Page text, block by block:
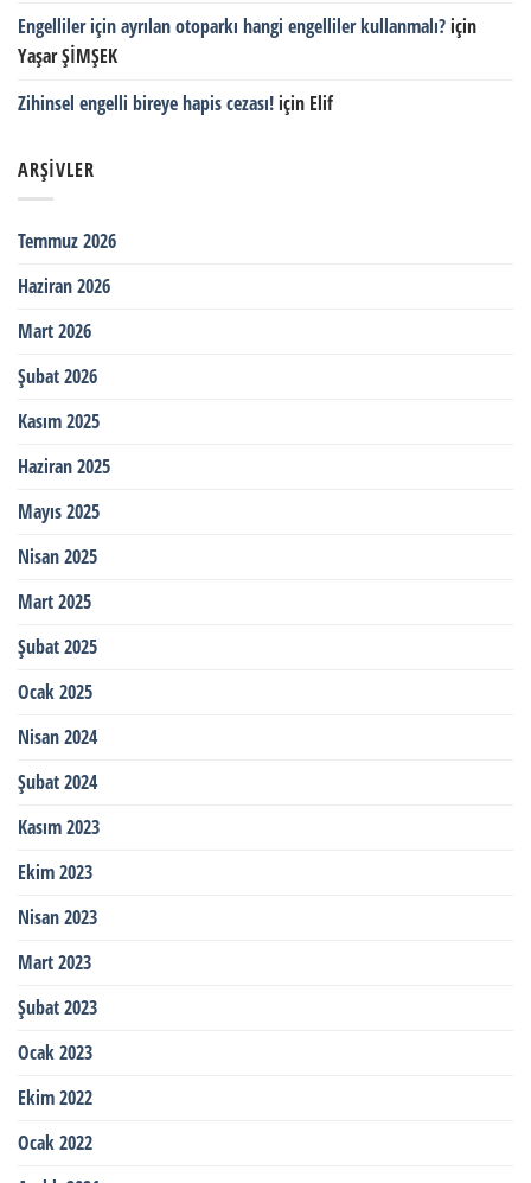
Engelliler için ayrılan otoparkı hangi engelliler kullanmalı? için
Yaşar ŞİMŞEK
Zihinsel engelli bireye hapis cezası! için Elif
ARŞIVLER
Temmuz 2026
Haziran 2026
Mart 2026
Şubat 2026
Kasım 2025
Haziran 2025
Mayıs 2025
Nisan 2025
Mart 2025
Şubat 2025
Ocak 2025
Nisan 2024
Şubat 2024
Kasım 2023
Ekim 2023
Nisan 2023
Mart 2023
Şubat 2023
Ocak 2023
Ekim 2022
Ocak 2022